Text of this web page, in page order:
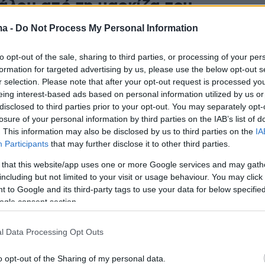
- Do Not Process My Personal Information
opt-out of the sale, sharing to third parties, or processing of your
for targeted advertising by us, please use the below opt-out
selection. Please note that after your opt-out request is processed
interest-based ads based on personal information utilized by us
to third parties prior to your opt-out. You may separately
of your personal information by third parties on the IAB’s list of
This information may also be disclosed by us to third parties on the
Participants that may further disclose it to other third parties.
that this website/app uses one or more Google services and may
but not limited to your visit or usage behaviour. You may
to Google and its third-party tags to use your data for below
consent section.
Data Processing Opt Outs
opt-out of the Sharing of my personal data.
από τη μαρκίζα του
όπου παίζει: Υπάρχουν
θα τον βρούμε
στο θέατρο μόνο καλά λόγια μου λένε, είπε η
το συμβάν
με το πρόσωπό της
Ρίτσαρντς πριν και μετά το
έκανε λίφτινγκ προσώπου, ανόρθωση
11